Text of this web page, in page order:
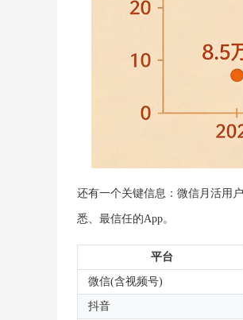
还有一个关键信息：微信月活用
悉、最信任的App。
平台
微信(含视频号)
抖音